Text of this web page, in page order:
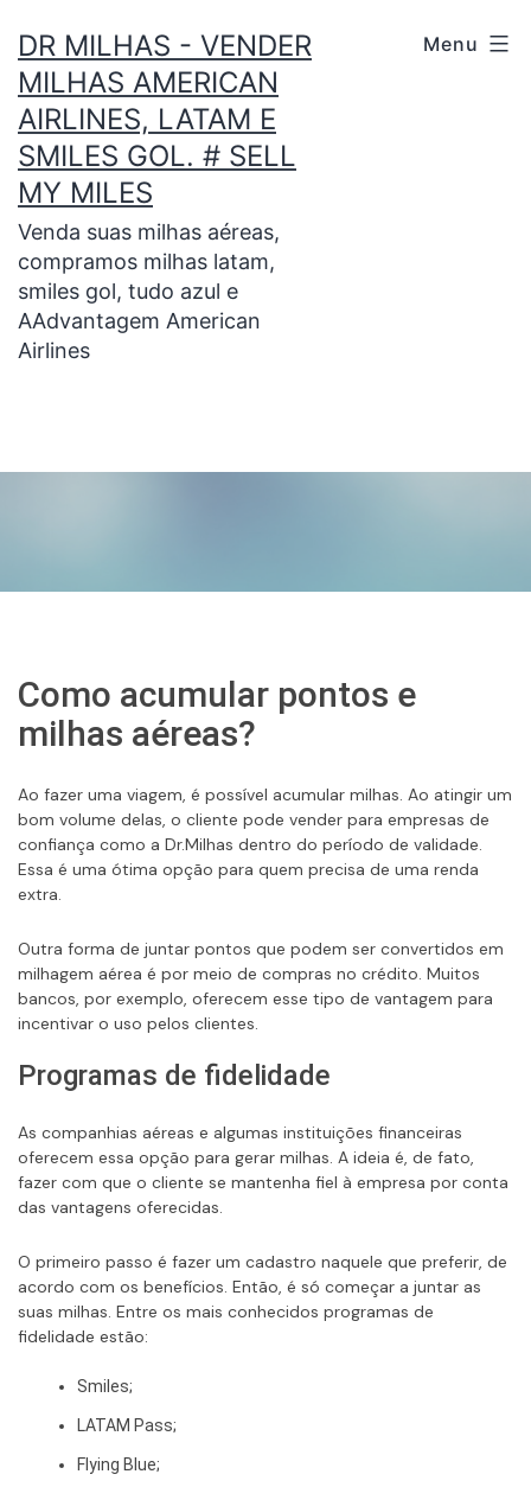
DR MILHAS - VENDER
MILHAS AMERICAN
AIRLINES, LATAM E
SMILES GOL. # SELL
MY MILES
Venda suas milhas aéreas,
compramos milhas latam,
smiles gol, tudo azul e
AAdvantagem American
Airlines
Menu
Como acumular pontos e
milhas aéreas?
Ao fazer uma viagem, é possível acumular milhas. Ao atingir um
bom volume delas, o cliente pode vender para empresas de
confiança como a Dr.Milhas dentro do período de validade.
Essa é uma ótima opção para quem precisa de uma renda
extra.
Outra forma de juntar pontos que podem ser convertidos em
milhagem aérea é por meio de compras no crédito. Muitos
bancos, por exemplo, oferecem esse tipo de vantagem para
incentivar o uso pelos clientes.
Programas de fidelidade
As companhias aéreas e algumas instituições financeiras
oferecem essa opção para gerar milhas. A ideia é, de fato,
fazer com que o cliente se mantenha fiel à empresa por conta
das vantagens oferecidas.
O primeiro passo é fazer um cadastro naquele que preferir, de
acordo com os benefícios. Então, é só começar a juntar as
suas milhas. Entre os mais conhecidos programas de
fidelidade estão:
Smiles;
LATAM Pass;
Flying Blue;